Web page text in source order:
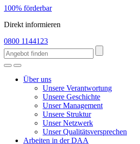
100% förderbar
Direkt informieren
0800 1144123
Über uns
Unsere Verantwortung
Unsere Geschichte
Unser Management
Unsere Struktur
Unser Netzwerk
Unser Qualitätsversprechen
Arbeiten in der DAA